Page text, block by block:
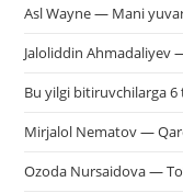
Asl Wayne — Mani
Jaloliddin Ahmadaliyev
Bu yilgi bitiruvchilarga
Mirjalol Nematov —
Ozoda Nursaidova —